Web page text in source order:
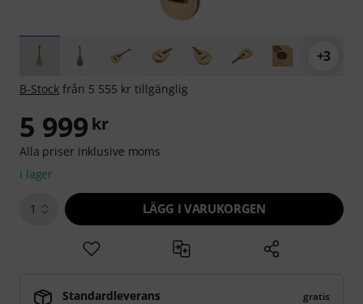
+3
B-Stock från 5 555 kr tillgänglig
5 999 kr
Alla priser inklusive moms
i lager
1 LÄGG I VARUKORGEN
Standardleverans
gratis